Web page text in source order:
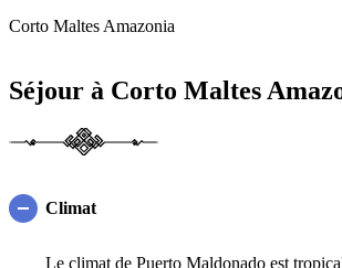
Corto Maltes Amazonia
Séjour à Corto Maltes
Climat
Le climat de Puerto Maldonado est